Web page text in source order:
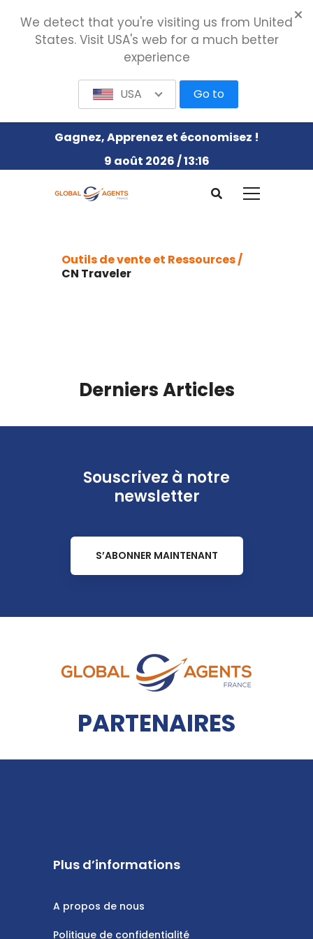
Gagnez, Apprenez et économisez !
9 août 2026 / 13:16
Outils de vente et Ressources /
CN Traveler
Derniers Articles
Souscrivez à notre
newsletter
S’ABONNER MAINTENANT
PARTENAIRES
Plus d’informations
A propos de nous
Politique de confidentialité
We detect that you're visiting us from United
States. Visit USA's web for a much better
experience
USA Go to